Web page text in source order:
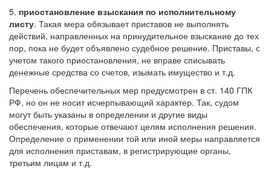
5. приостановление взыскания по исполнительному
листу. Такая мера обязывает приставов не выполнять
действий, направленных на принудительное взыскание до тех
пор, пока не будет объявлено судебное решение. Приставы, с
учетом такого приостановления, не вправе списывать
денежные средства со счетов, изымать имущество и т.д.
Перечень обеспечительных мер предусмотрен в ст. 140 ГПК
РФ, но он не носит исчерпывающий характер. Так, судом
могут быть указаны в определении и другие виды
обеспечения, которые отвечают целям исполнения решения.
Определение о применении той или иной меры направляется
для исполнения приставам, в регистрирующие органы,
третьим лицам и т.д.